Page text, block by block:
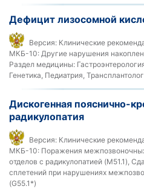
Дефицит лизосомной
Версия: Клинические
МКБ-10: Другие нарушения
Раздел медицины:
Генетика, Педиатрия,
Дискогенная пояснично-
радикулопатия
Версия: Клинические
МКБ-10: Поражения
отделов с радикулопатией (M51.1),
сплетений при нарушениях
(G55.1*)